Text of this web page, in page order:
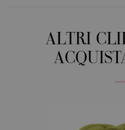
ALTRI